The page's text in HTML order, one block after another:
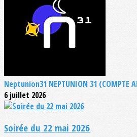
Neptunion31 NEPTUNION 31 (COMPTE
6 juillet 2026
Soirée du 22 mai 2026